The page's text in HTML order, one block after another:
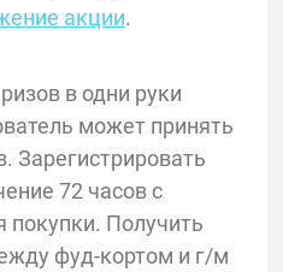
акции.
в одни руки
может принять
Зарегистрировать
72 часов с
Получить
фуд-кортом и г/м